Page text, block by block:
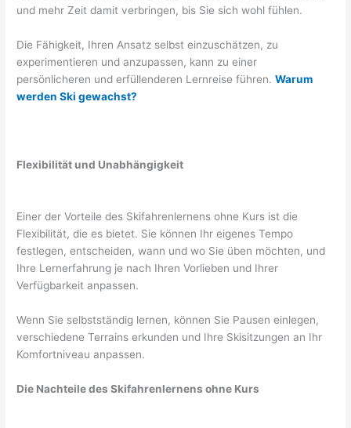
und mehr Zeit damit verbringen, bis Sie sich wohl fühlen.
Die Fähigkeit, Ihren Ansatz selbst einzuschätzen, zu
experimentieren und anzupassen, kann zu einer
persönlicheren und erfüllenderen Lernreise führen.Warum
werden Ski gewachst?
Flexibilität und Unabhängigkeit
Einer der Vorteile des Skifahrenlernens ohne Kurs ist die
Flexibilität, die es bietet. Sie können Ihr eigenes Tempo
festlegen, entscheiden, wann und wo Sie üben möchten, und
Ihre Lernerfahrung je nach Ihren Vorlieben und Ihrer
Verfügbarkeit anpassen.
Wenn Sie selbstständig lernen, können Sie Pausen einlegen,
verschiedene Terrains erkunden und Ihre Skisitzungen an Ihr
Komfortniveau anpassen.
Die Nachteile des Skifahrenlernens ohne Kurs